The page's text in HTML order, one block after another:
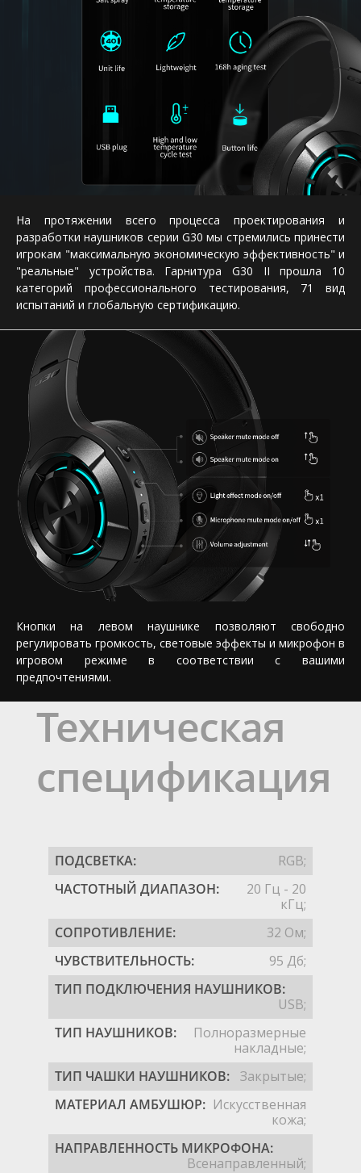
На протяжении всего процесса проектирования и
разработки наушников серии G30 мы стремились принести
игрокам "максимальную экономическую эффективность" и
"реальные" устройства. Гарнитура G30 II прошла 10
категорий профессионального тестирования, 71 вид
испытаний и глобальную сертификацию.
Кнопки на левом наушнике позволяют свободно
регулировать громкость, световые эффекты и микрофон в
игровом режиме в соответствии с вашими
предпочтениями.
Техническая
спецификация
ПОДСВЕТКА:
RGB;
ЧАСТОТНЫЙ ДИАПАЗОН:
20 Гц - 20
кГц;
СОПРОТИВЛЕНИЕ:
32 Ом;
ЧУВСТВИТЕЛЬНОСТЬ:
95 Дб;
ТИП ПОДКЛЮЧЕНИЯ НАУШНИКОВ:
USB;
ТИП НАУШНИКОВ:
Полноразмерные
накладные;
ТИП ЧАШКИ НАУШНИКОВ:
Закрытые;
МАТЕРИАЛ АМБУШЮР: Искусственная
кожа;
НАПРАВЛЕННОСТЬ МИКРОФОНА:
Всенаправленный;